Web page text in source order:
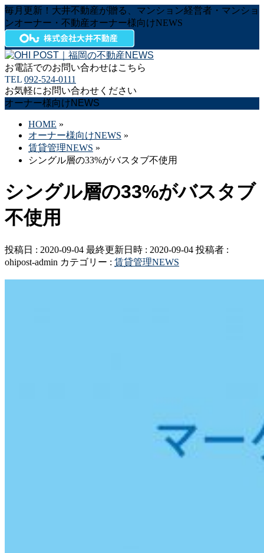
毎月更新！大井不動産が贈る、マンション経営者・マンショ
ンオーナー・不動産オーナー様向けNEWS
お電話でのお問い合わせはこちら
TEL 092-524-0111
お気軽にお問い合わせください
オーナー様向けNEWS
HOME »
オーナー様向けNEWS »
賃貸管理NEWS »
シングル層の33%がバスタブ不使用
シングル層の33%がバスタブ
不使用
投稿日 : 2020-09-04 最終更新日時 : 2020-09-04 投稿者 :
ohipost-admin カテゴリー : 賃貸管理NEWS